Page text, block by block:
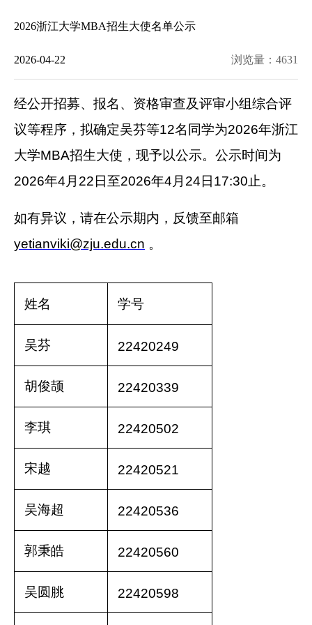
2026浙江大学MBA招生大使名单公示
2026-04-22 浏览量： 4631
经公开招募、报名、资格审查及评审小组综合评
议等程序，拟确定吴芬等12名同学为2026年浙江
大学MBA招生大使，现予以公示。公示时间为
2026年4月 22 日至2026年4月 24 日 17:30止。
如有异议，请在公示期内，反馈至邮箱
yetianviki@zju.edu.cn 。
姓名 学号
吴芬 22420249
胡俊颉 22420339
李琪 22420502
宋越 22420521
吴海超 22420536
郭秉皓 22420560
吴圆朓 22420598